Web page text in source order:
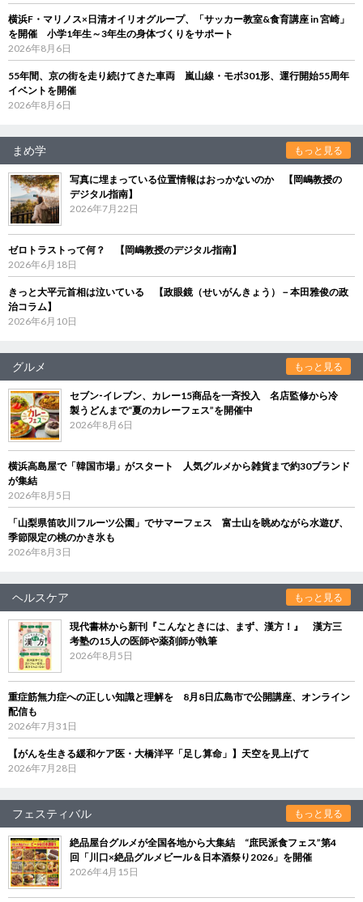
横浜F・マリノス×日清オイリオグループ、「サッカー教室&食育講座 in 宮崎」
を開催 小学1年生～3年生の身体づくりをサポート
2026年8月6日
55年間、京の街を走り続けてきた車両 嵐山線・モボ301形、運行開始55周年
イベントを開催
2026年8月6日
まめ学 もっと見る
写真に埋まっている位置情報はおっかないのか 【岡嶋教授の
デジタル指南】
2026年7月22日
ゼロトラストって何？ 【岡嶋教授のデジタル指南】
2026年6月18日
きっと大平元首相は泣いている 【政眼鏡（せいがんきょう）－本田雅俊の政
治コラム】
2026年6月10日
グルメ もっと見る
セブン‐イレブン、カレー15商品を一斉投入 名店監修から冷
製うどんまで“夏のカレーフェス”を開催中
2026年8月6日
横浜高島屋で「韓国市場」がスタート 人気グルメから雑貨まで約30ブランド
が集結
2026年8月5日
「山梨県笛吹川フルーツ公園」でサマーフェス 富士山を眺めながら水遊び、
季節限定の桃のかき氷も
2026年8月3日
ヘルスケア もっと見る
現代書林から新刊『こんなときには、まず、漢方！』 漢方三
考塾の15人の医師や薬剤師が執筆
2026年8月5日
重症筋無力症への正しい知識と理解を 8月8日広島市で公開講座、オンライン
配信も
2026年7月31日
【がんを生きる緩和ケア医・大橋洋平「足し算命」】天空を見上げて
2026年7月28日
フェスティバル もっと見る
絶品屋台グルメが全国各地から大集結 “庶民派食フェス”第4
回「川口×絶品グルメビール＆日本酒祭り2026」を開催
2026年4月15日